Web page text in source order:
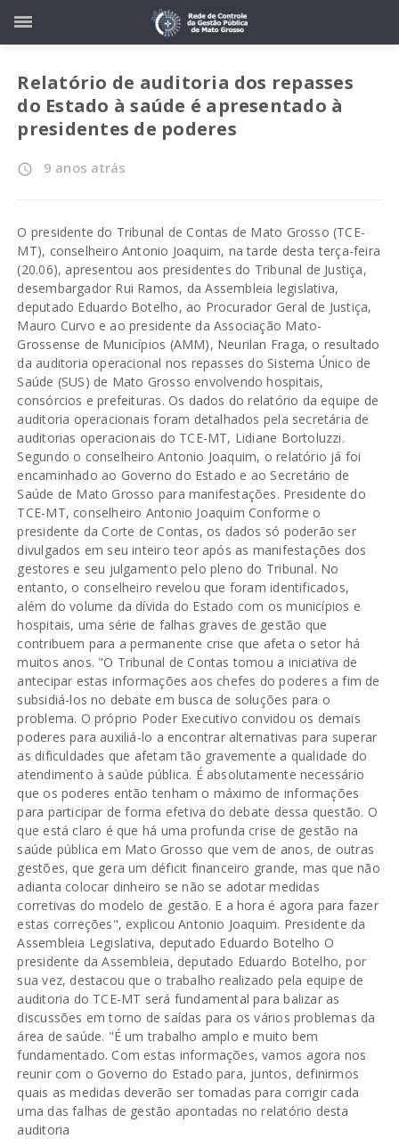
Relatório de auditoria dos repasses
do Estado à saúde é apresentado à
presidentes de poderes
access_time 9 anos atrás
O presidente do Tribunal de Contas de Mato Grosso (TCE-
MT), conselheiro Antonio Joaquim, na tarde desta terça-feira
(20.06), apresentou aos presidentes do Tribunal de Justiça,
desembargador Rui Ramos, da Assembleia legislativa,
deputado Eduardo Botelho, ao Procurador Geral de Justiça,
Mauro Curvo e ao presidente da Associação Mato-
Grossense de Municípios (AMM), Neurilan Fraga, o resultado
da auditoria operacional nos repasses do Sistema Único de
Saúde (SUS) de Mato Grosso envolvendo hospitais,
consórcios e prefeituras. Os dados do relatório da equipe de
auditoria operacionais foram detalhados pela secretária de
auditorias operacionais do TCE-MT, Lidiane Bortoluzzi.
Segundo o conselheiro Antonio Joaquim, o relatório já foi
encaminhado ao Governo do Estado e ao Secretário de
Saúde de Mato Grosso para manifestações. Presidente do
TCE-MT, conselheiro Antonio Joaquim Conforme o
presidente da Corte de Contas, os dados só poderão ser
divulgados em seu inteiro teor após as manifestações dos
gestores e seu julgamento pelo pleno do Tribunal. No
entanto, o conselheiro revelou que foram identificados,
além do volume da dívida do Estado com os municípios e
hospitais, uma série de falhas graves de gestão que
contribuem para a permanente crise que afeta o setor há
muitos anos. "O Tribunal de Contas tomou a iniciativa de
antecipar estas informações aos chefes do poderes a fim de
subsidiá-los no debate em busca de soluções para o
problema. O próprio Poder Executivo convidou os demais
poderes para auxiliá-lo a encontrar alternativas para superar
as dificuldades que afetam tão gravemente a qualidade do
atendimento à saúde pública. É absolutamente necessário
que os poderes então tenham o máximo de informações
para participar de forma efetiva do debate dessa questão. O
que está claro é que há uma profunda crise de gestão na
saúde pública em Mato Grosso que vem de anos, de outras
gestões, que gera um déficit financeiro grande, mas que não
adianta colocar dinheiro se não se adotar medidas
corretivas do modelo de gestão. E a hora é agora para fazer
estas correções", explicou Antonio Joaquim. Presidente da
Assembleia Legislativa, deputado Eduardo Botelho O
presidente da Assembleia, deputado Eduardo Botelho, por
sua vez, destacou que o trabalho realizado pela equipe de
auditoria do TCE-MT será fundamental para balizar as
discussões em torno de saídas para os vários problemas da
área de saúde. "É um trabalho amplo e muito bem
fundamentado. Com estas informações, vamos agora nos
reunir com o Governo do Estado para, juntos, definirmos
quais as medidas deverão ser tomadas para corrigir cada
uma das falhas de gestão apontadas no relatório desta
auditoria